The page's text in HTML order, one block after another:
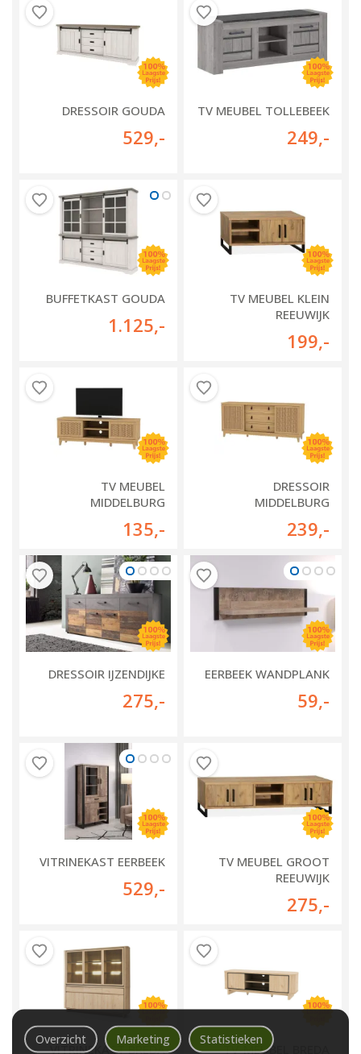
DRESSOIR GOUDA
529,-
TV MEUBEL TOLLEBEEK
249,-
BUFFETKAST GOUDA
1.125,-
TV MEUBEL KLEIN
REEUWIJK
199,-
TV MEUBEL
MIDDELBURG
135,-
DRESSOIR
MIDDELBURG
239,-
DRESSOIR IJZENDIJKE
275,-
EERBEEK WANDPLANK
59,-
VITRINEKAST EERBEEK
529,-
TV MEUBEL GROOT
REEUWIJK
275,-
VITRINEKAST BREDA TV-MEUBEL BREDA
Overzicht Marketing Statistieken